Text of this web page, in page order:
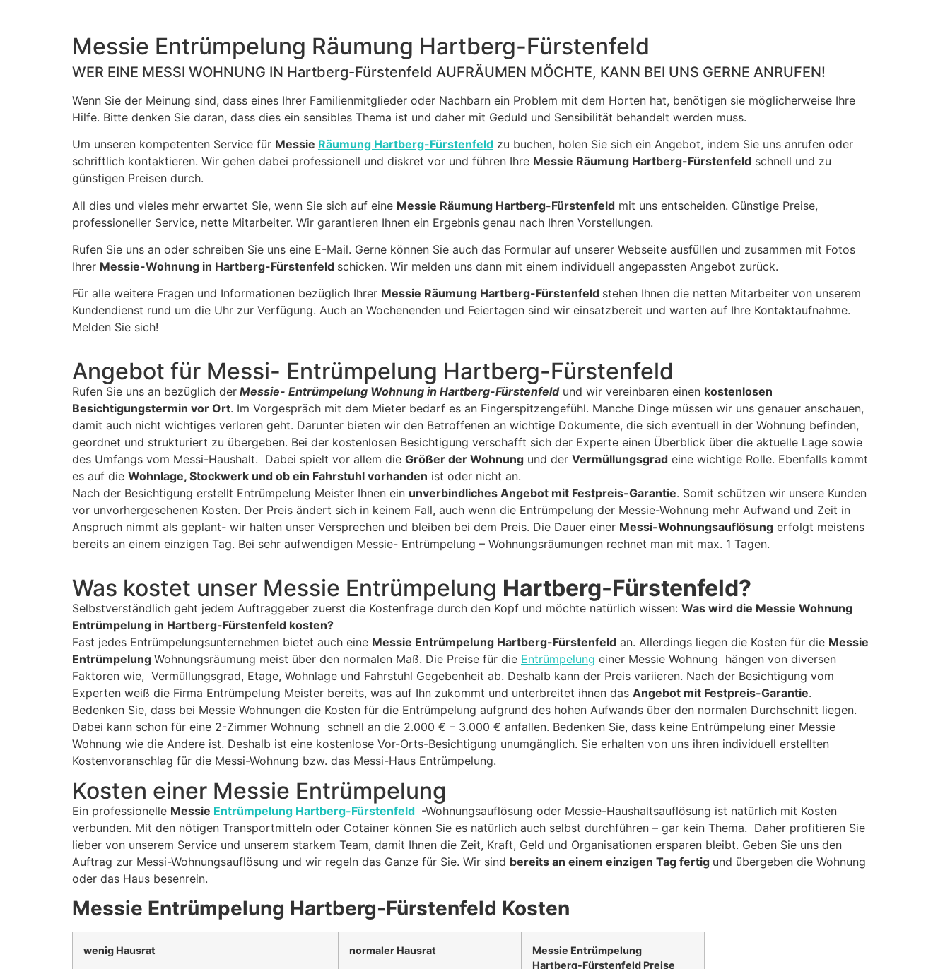
blank
Messie Entrümpelung Räumung Hartberg-Fürstenfeld
WER EINE MESSI WOHNUNG IN Hartberg-Fürstenfeld AUFRÄUMEN MÖCHTE, KANN BEI UNS GERNE ANRUFEN!
Wenn Sie der Meinung sind, dass eines Ihrer Familienmitglieder oder Nachbarn ein Problem mit dem Horten hat, benötigen sie möglicherweise Ihre
Hilfe. Bitte denken Sie daran, dass dies ein sensibles Thema ist und daher mit Geduld und Sensibilität behandelt werden muss.
Um unseren kompetenten Service für Messie Räumung Hartberg-Fürstenfeld zu buchen, holen Sie sich ein Angebot, indem Sie uns anrufen oder
schriftlich kontaktieren. Wir gehen dabei professionell und diskret vor und führen Ihre Messie Räumung Hartberg-Fürstenfeld schnell und zu
günstigen Preisen durch.
All dies und vieles mehr erwartet Sie, wenn Sie sich auf eine Messie Räumung Hartberg-Fürstenfeld mit uns entscheiden. Günstige Preise,
professioneller Service, nette Mitarbeiter. Wir garantieren Ihnen ein Ergebnis genau nach Ihren Vorstellungen.
Rufen Sie uns an oder schreiben Sie uns eine E-Mail. Gerne können Sie auch das Formular auf unserer Webseite ausfüllen und zusammen mit Fotos
Ihrer Messie-Wohnung in Hartberg-Fürstenfeld schicken. Wir melden uns dann mit einem individuell angepassten Angebot zurück.
Für alle weitere Fragen und Informationen bezüglich Ihrer Messie Räumung Hartberg-Fürstenfeld stehen Ihnen die netten Mitarbeiter von unserem
Kundendienst rund um die Uhr zur Verfügung. Auch an Wochenenden und Feiertagen sind wir einsatzbereit und warten auf Ihre Kontaktaufnahme.
Melden Sie sich!
Angebot für Messi- Entrümpelung Hartberg-Fürstenfeld
Rufen Sie uns an bezüglich der Messie- Entrümpelung Wohnung in Hartberg-Fürstenfeldund wir vereinbaren einen kostenlosen
Besichtigungstermin vor Ort. Im Vorgespräch mit dem Mieter bedarf es an Fingerspitzengefühl. Manche Dinge müssen wir uns genauer anschauen,
damit auch nicht wichtiges verloren geht. Darunter bieten wir den Betroffenen an wichtige Dokumente, die sich eventuell in der Wohnung befinden,
geordnet und strukturiert zu übergeben. Bei der kostenlosen Besichtigung verschafft sich der Experte einen Überblick über die aktuelle Lage sowie
des Umfangs vom Messi-Haushalt. Dabei spielt vor allem die Größer der Wohnung und der Vermüllungsgrad eine wichtige Rolle. Ebenfalls kommt
es auf die Wohnlage, Stockwerk und ob ein Fahrstuhl vorhanden ist oder nicht an.
Nach der Besichtigung erstellt Entrümpelung Meister Ihnen ein unverbindliches Angebot mit Festpreis-Garantie. Somit schützen wir unsere Kunden
vor unvorhergesehenen Kosten. Der Preis ändert sich in keinem Fall, auch wenn die Entrümpelung der Messie-Wohnung mehr Aufwand und Zeit in
Anspruch nimmt als geplant- wir halten unser Versprechen und bleiben bei dem Preis. Die Dauer einer Messi-Wohnungsauflösung erfolgt meistens
bereits an einem einzigen Tag. Bei sehr aufwendigen Messie- Entrümpelung – Wohnungsräumungen rechnet man mit max. 1 Tagen.
Was kostet unser Messie Entrümpelung Hartberg-Fürstenfeld?
Selbstverständlich geht jedem Auftraggeber zuerst die Kostenfrage durch den Kopf und möchte natürlich wissen: Was wird die Messie Wohnung
Entrümpelung in Hartberg-Fürstenfeld kosten?
Fast jedes Entrümpelungsunternehmen bietet auch eine Messie Entrümpelung Hartberg-Fürstenfeld an. Allerdings liegen die Kosten für die Messie
Entrümpelung Wohnungsräumung meist über den normalen Maß. Die Preise für die Entrümpelung einer Messie Wohnung hängen von diversen
Faktoren wie, Vermüllungsgrad, Etage, Wohnlage und Fahrstuhl Gegebenheit ab. Deshalb kann der Preis variieren. Nach der Besichtigung vom
Experten weiß die Firma Entrümpelung Meister bereits, was auf Ihn zukommt und unterbreitet ihnen das Angebot mit Festpreis-Garantie.
Bedenken Sie, dass bei Messie Wohnungen die Kosten für die Entrümpelung aufgrund des hohen Aufwands über den normalen Durchschnitt liegen.
Dabei kann schon für eine 2-Zimmer Wohnung schnell an die 2.000 € – 3.000 € anfallen. Bedenken Sie, dass keine Entrümpelung einer Messie
Wohnung wie die Andere ist. Deshalb ist eine kostenlose Vor-Orts-Besichtigung unumgänglich. Sie erhalten von uns ihren individuell erstellten
Kostenvoranschlag für die Messi-Wohnung bzw. das Messi-Haus Entrümpelung.
Kosten einer Messie Entrümpelung
Ein professionelle Messie Entrümpelung Hartberg-Fürstenfeld -Wohnungsauflösung oder Messie-Haushaltsauflösung ist natürlich mit Kosten
verbunden. Mit den nötigen Transportmitteln oder Cotainer können Sie es natürlich auch selbst durchführen – gar kein Thema. Daher profitieren Sie
lieber von unserem Service und unserem starkem Team, damit Ihnen die Zeit, Kraft, Geld und Organisationen ersparen bleibt. Geben Sie uns den
Auftrag zur Messi-Wohnungsauflösung und wir regeln das Ganze für Sie. Wir sind bereits an einem einzigen Tag fertig und übergeben die Wohnung
oder das Haus besenrein.
Messie Entrümpelung Hartberg-Fürstenfeld Kosten
wenig Hausrat normaler Hausrat
Messie Entrümpelung
Hartberg-Fürstenfeld Preise